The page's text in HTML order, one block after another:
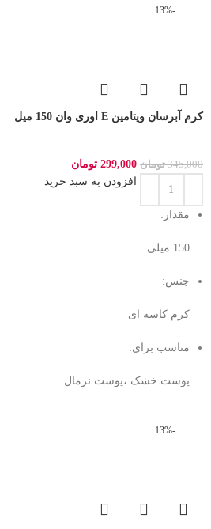
-13%
کرم آبرسان ویتامین E اوری وان 150 میل
345,000 تومان 299,000 تومان
افزودن به سبد خرید
مقدار:
150 میلی‌
جنس:
کرم کاسه ای
مناسب برای:
پوست خشک ،پوست نرمال
-13%